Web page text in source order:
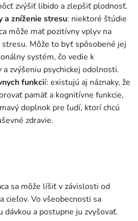
zvýšiť libido a zlepšiť plodnosť.
a zníženie stresu: niektoré štúdie
môže mať pozitívny vplyv na
stresu. Môže to byť spôsobené jej
systém, čo vedie k
a zvýšeniu psychickej odolnosti.
funkcií: existujú aj náznaky, že
pamäť a kognitívne funkcie,
doplnok pre ľudí, ktorí chcú
zdravie.
sa môže líšiť v závislosti od
cieľov. Vo všeobecnosti sa
dávkou a postupne ju zvyšovať.